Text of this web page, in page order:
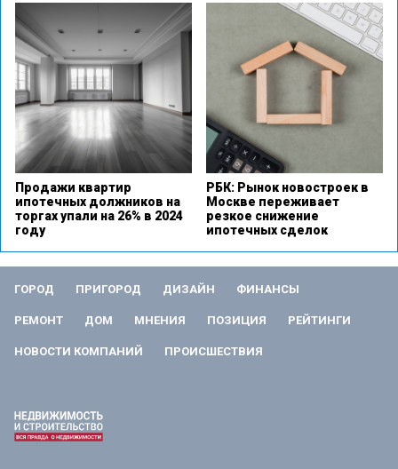
Продажи квартир
ипотечных должников на
торгах упали на 26% в 2024
году
РБК: Рынок новостроек в
Москве переживает
резкое снижение
ипотечных сделок
ГОРОД ПРИГОРОД ДИЗАЙН ФИНАНСЫ
РЕМОНТ ДОМ МНЕНИЯ ПОЗИЦИЯ РЕЙТИНГИ
НОВОСТИ КОМПАНИЙ ПРОИСШЕСТВИЯ